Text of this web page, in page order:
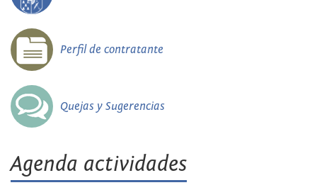
Perfil de contratante
Quejas y Sugerencias
Agenda actividades